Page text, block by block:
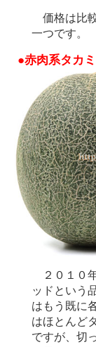
価格は比
一つです。
●赤肉系タカ
２０１０
ッドという
はもう既に
はほとんど
ですが、切